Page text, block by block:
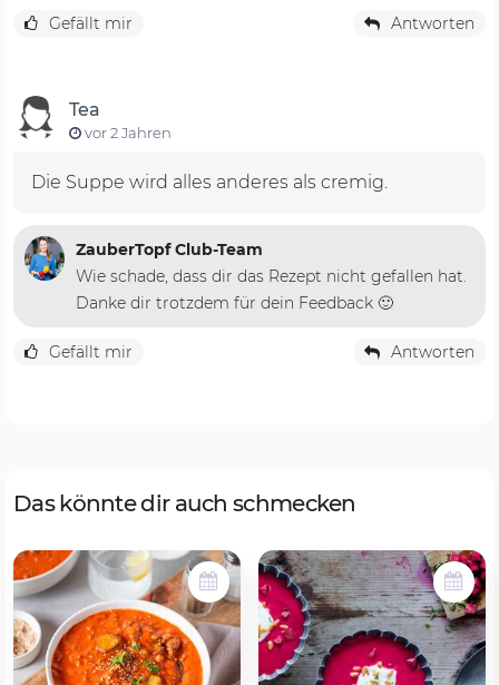
Gefällt mir Antworten
Tea
vor 2 Jahren
Die Suppe wird alles anderes als cremig.
ZauberTopf Club-Team
Wie schade, dass dir das Rezept nicht gefallen hat.
Danke dir trotzdem für dein Feedback 🙂
Gefällt mir Antworten
Das könnte dir auch schmecken